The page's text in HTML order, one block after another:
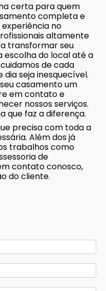
certa para quem
completa e
no
altamente
transformar seu
escolha do local até a
de cada
seja inesquecível.
casamento um
em contato e
nossos serviços.
que faz a diferença.
precisa com toda a
Além dos já
trabalhos como
de
contato conosco,
do cliente.